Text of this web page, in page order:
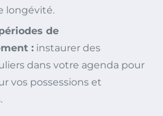
longévité.
de
: instaurer des
dans votre agenda pour
vos possessions et